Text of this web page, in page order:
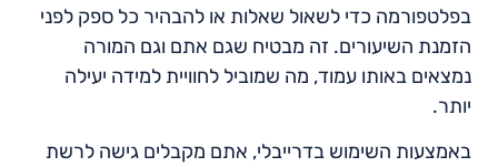
בפלטפורמה כדי לשאול שאלות או להבהיר כל ספק לפני
הזמנת השיעורים. זה מבטיח שגם אתם וגם המורה
נמצאים באותו עמוד, מה שמוביל לחוויית למידה יעילה
יותר.
באמצעות השימוש בדרייבלי, אתם מקבלים גישה לרשת